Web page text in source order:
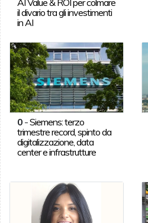
il divario tra gli investimenti
in AI
0-Siemens: terzo
trimestre record, spinto da
digitalizzazione, data
center e infrastrutture